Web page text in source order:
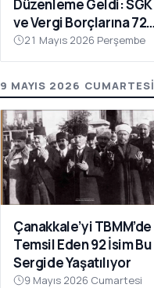
Düzenleme Geldi: SGK
ve Vergi Borçlarına 72
Ay Taksit İmkânı
21 Mayıs 2026 Perşembe
9 MAYIS 2026 CUMARTESI
Çanakkale’yi TBMM’de
Temsil Eden 92 İsim Bu
Sergide Yaşatılıyor
9 Mayıs 2026 Cumartesi